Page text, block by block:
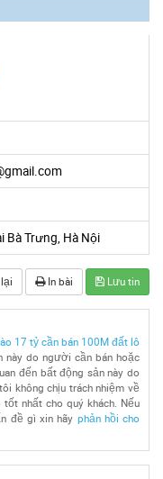
Bà Trưng, Hà Nội
In bài Lưu tin
17 tỷ cần bán 100M đất lô
này do người cần bán hoặc
đến bất động sản này do
không chịu trách nhiệm về
nhất cho quý khách. Nếu
đề gì xin hãy phản hồi cho